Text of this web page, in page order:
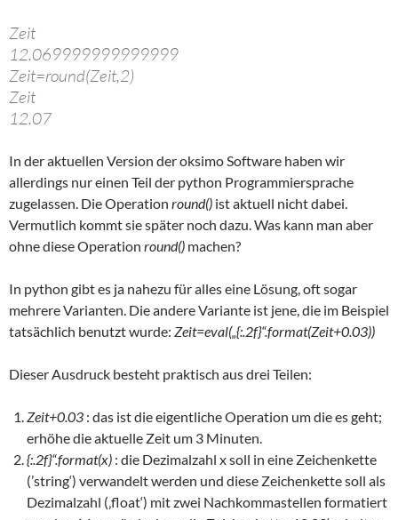
Zeit
12.069999999999999
Zeit=round(Zeit,2)
Zeit
12.07
In der aktuellen Version der oksimo Software haben wir
allerdings nur einen Teil der python Programmiersprache
zugelassen. Die Operation round() ist aktuell nicht dabei.
Vermutlich kommt sie später noch dazu. Was kann man aber
ohne diese Operation round() machen?
In python gibt es ja nahezu für alles eine Lösung, oft sogar
mehrere Varianten. Die andere Variante ist jene, die im Beispiel
tatsächlich benutzt wurde: Zeit=eval(„{:.2f}“.format(Zeit+0.03))
Dieser Ausdruck besteht praktisch aus drei Teilen:
Zeit+0.03 : das ist die eigentliche Operation um die es geht;
erhöhe die aktuelle Zeit um 3 Minuten.
{:.2f}“.format(x) : die Dezimalzahl x soll in eine Zeichenkette
(’string‘) verwandelt werden und diese Zeichenkette soll als
Dezimalzahl (‚float‘) mit zwei Nachkommastellen formatiert